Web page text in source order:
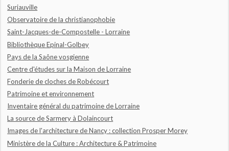
Suriauville
Observatoire de la christianophobie
Saint-Jacques-de-Compostelle - Lorraine
Bibliothèque Epinal-Golbey
Pays de la Saône vosgienne
Centre d'études sur la Maison de Lorraine
Fonderie de cloches de Robécourt
Patrimoine et environnement
Inventaire général du patrimoine de Lorraine
La source de Sarmery à Dolaincourt
Images de l'architecture de Nancy : collection Prosper Morey
Ministère de la Culture : Architecture & Patrimoine